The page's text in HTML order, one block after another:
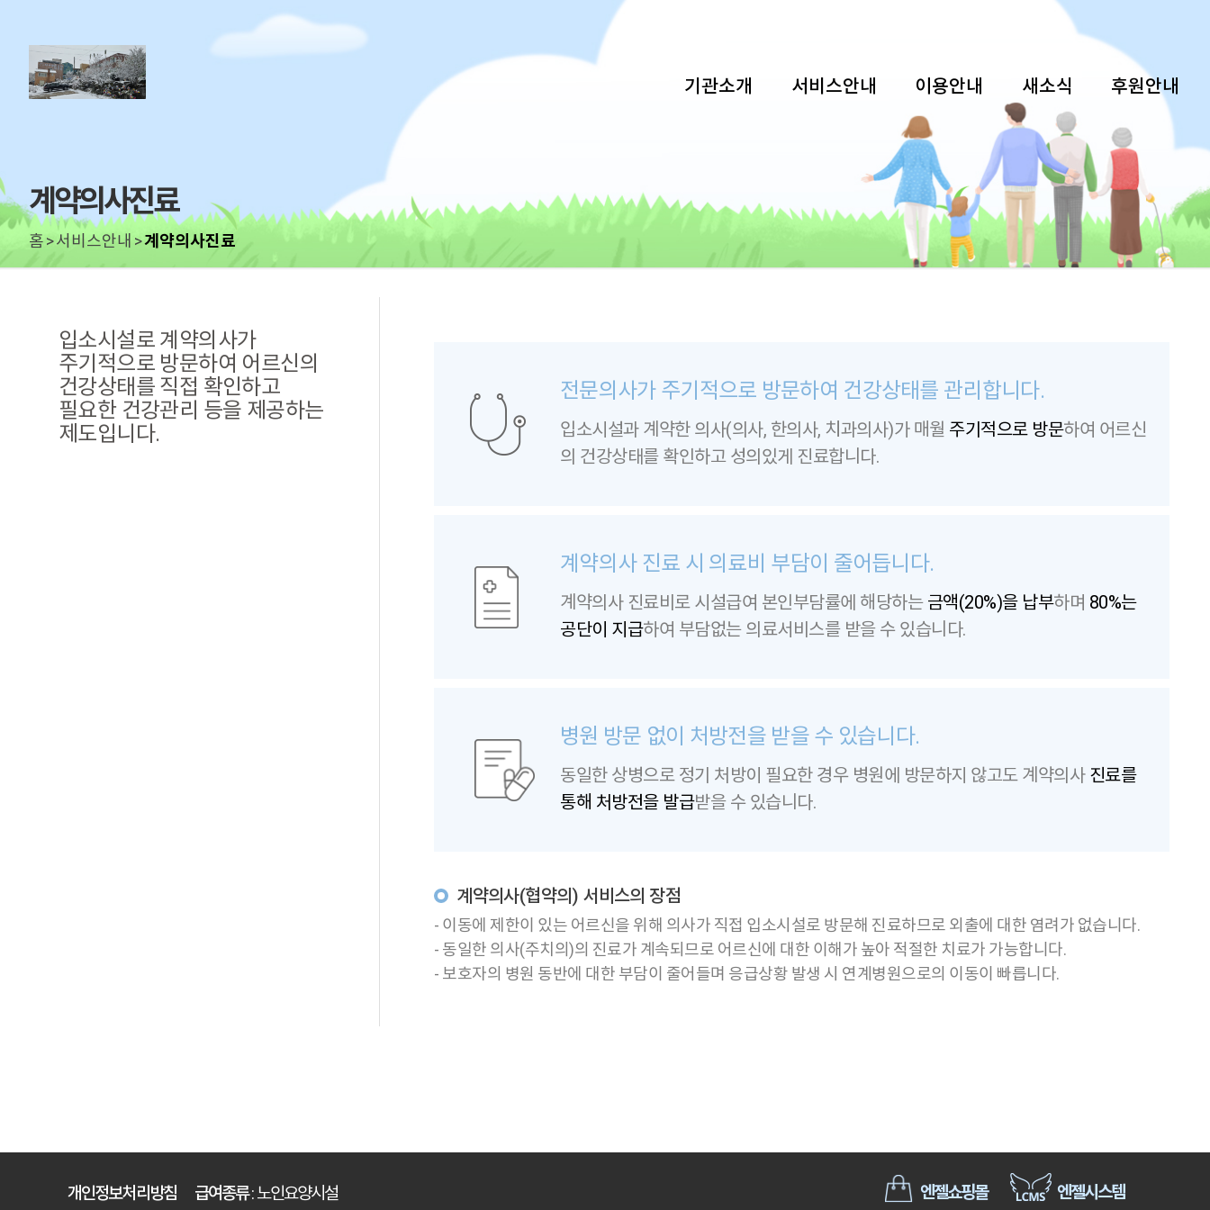
기관소개 서비스안내 이용안내 새소식 후원안내
계약의사진료
홈 서비스안내 계약의사진료
입소시설로 계약의사가
주기적으로 방문하여 어르신의
건강상태를 직접 확인하고
필요한 건강관리 등을 제공하는
제도입니다.
전문의사가 주기적으로 방문하여 건강상태를 관리합니다.
입소시설과 계약한 의사(의사, 한의사, 치과의사)가 매월 주기적으로 방문하여 어르신
의 건강상태를 확인하고 성의있게 진료합니다.
계약의사 진료 시 의료비 부담이 줄어듭니다.
계약의사 진료비로 시설급여 본인부담률에 해당하는 금액(20%)을 납부하며 80%는
공단이 지급하여 부담없는 의료서비스를 받을 수 있습니다.
병원 방문 없이 처방전을 받을 수 있습니다.
동일한 상병으로 정기 처방이 필요한 경우 병원에 방문하지 않고도 계약의사 진료를
통해 처방전을 발급받을 수 있습니다.
계약의사(협약의) 서비스의 장점
- 이동에 제한이 있는 어르신을 위해 의사가 직접 입소시설로 방문해 진료하므로 외출에 대한 염려가 없습니다.
- 동일한 의사(주치의)의 진료가 계속되므로 어르신에 대한 이해가 높아 적절한 치료가 가능합니다.
- 보호자의 병원 동반에 대한 부담이 줄어들며 응급상황 발생 시 연계병원으로의 이동이 빠릅니다.
엔젤쇼핑몰 엔젤시스템
개인정보처리방침 급여종류: 노인요양시설